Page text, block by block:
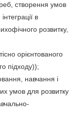
створення умов
в
розвитку,
орієнтованого
підходу));
навчання і
умов для розвитку